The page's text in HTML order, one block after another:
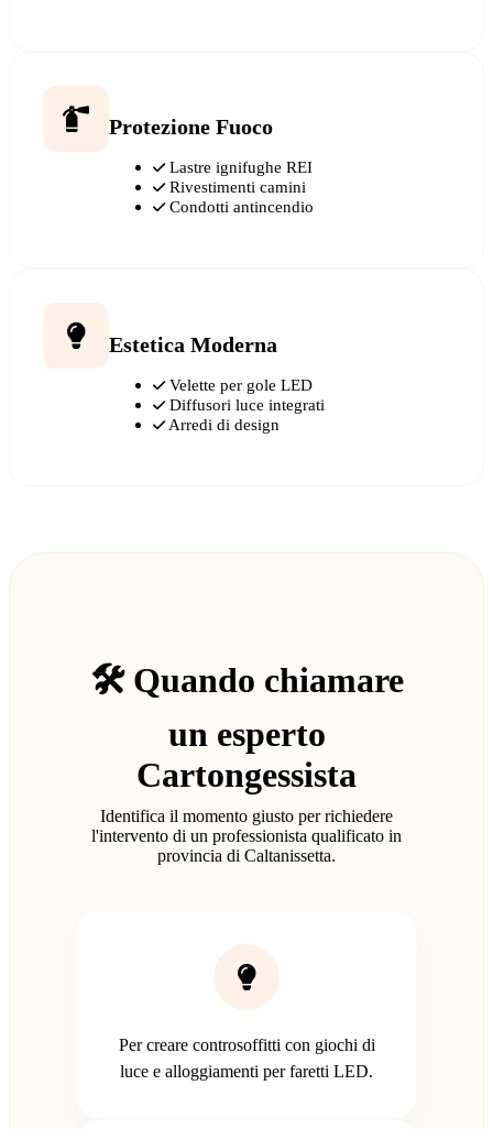
Protezione Fuoco
Lastre ignifughe REI
Rivestimenti camini
Condotti antincendio
Estetica Moderna
Velette per gole LED
Diffusori luce integrati
Arredi di design
🛠️ Quando chiamare
un esperto
Cartongessista
Identifica il momento giusto per richiedere
l'intervento di un professionista qualificato in
provincia di Caltanissetta.
Per creare controsoffitti con giochi di
luce e alloggiamenti per faretti LED.